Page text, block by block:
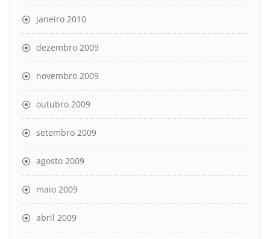
janeiro 2010
dezembro 2009
novembro 2009
outubro 2009
setembro 2009
agosto 2009
maio 2009
abril 2009